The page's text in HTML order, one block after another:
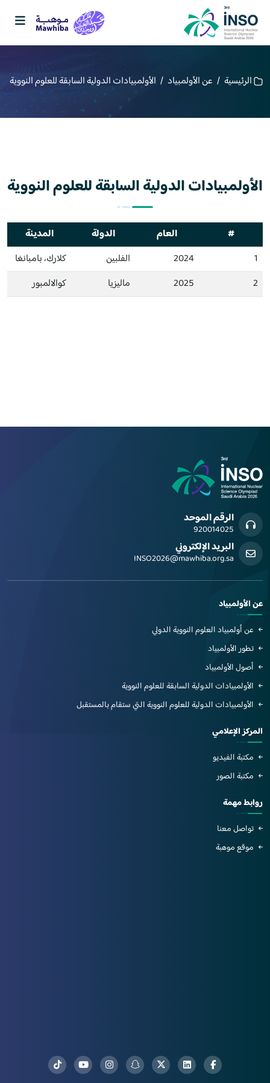
الرئيسية / عن الأولمبياد / الأولمبيادات الدولية السابقة للعلوم النووية
الأولمبيادات الدولية السابقة للعلوم النووية
# العام الدولة
المدينة
1
2024 الفلبين
كلارك، بامبانغا
2
2025 ماليزيا كوالالمبور
الرقم الموحد
920014025
البريد الإلكتروني
INSO2026@mawhiba.org.sa
عن الأولمبياد
عن أولمبياد العلوم النووية الدولي
تطور الأولمبياد
أصول الأولمبياد
الأولمبيادات الدولية السابقة للعلوم النووية
الأولمبيادات الدولية للعلوم النووية التي ستقام بالمستقبل
المركز الإعلامي
مكتبة الفيديو
مكتبة الصور
روابط مهمة
تواصل معنا
موقع موهبة